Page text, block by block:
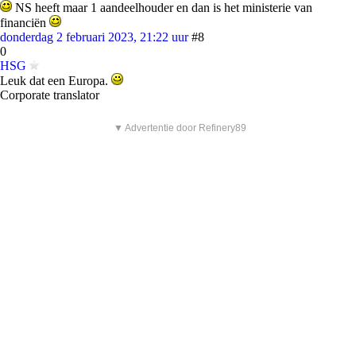
NS heeft maar 1 aandeelhouder en dan is het ministerie van
financiën
donderdag 2 februari 2023, 21:22 uur #8
0
HSG
Leuk dat een Europa.
Corporate translator
▼ Advertentie door Refinery89